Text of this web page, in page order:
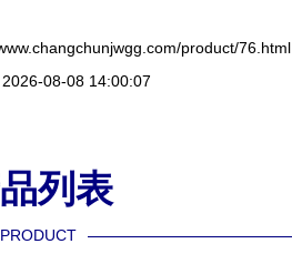
product/76.html
08-08 14:00:07
列表
PRODUCT